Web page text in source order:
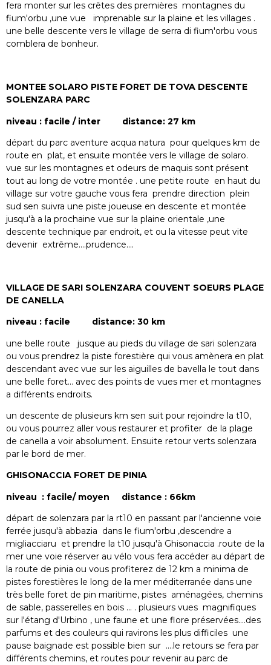
fera monter sur les crêtes des premières montagnes du
fium'orbu ,une vue imprenable sur la plaine et les villages .
une belle descente vers le village de serra di fium'orbu vous
comblera de bonheur.
MONTEE SOLARO PISTE FORET DE TOVA DESCENTE
SOLENZARA PARC
niveau : facile / inter distance: 27 km
départ du parc aventure acqua natura pour quelques km de
route en plat, et ensuite montée vers le village de solaro.
vue sur les montagnes et odeurs de maquis sont présent
tout au long de votre montée . une petite route en haut du
village sur votre gauche vous fera prendre direction plein
sud sen suivra une piste joueuse en descente et montée
jusqu'à a la prochaine vue sur la plaine orientale ,une
descente technique par endroit, et ou la vitesse peut vite
devenir extrême....prudence....
VILLAGE DE SARI SOLENZARA COUVENT SOEURS PLAGE
DE CANELLA
niveau : facile distance: 30 km
une belle route jusque au pieds du village de sari solenzara
ou vous prendrez la piste forestière qui vous amènera en plat
descendant avec vue sur les aiguilles de bavella le tout dans
une belle foret... avec des points de vues mer et montagnes
a différents endroits.
un descente de plusieurs km sen suit pour rejoindre la t10,
ou vous pourrez aller vous restaurer et profiter de la plage
de canella a voir absolument. Ensuite retour verts solenzara
par le bord de mer.
GHISONACCIA FORET DE PINIA
niveau : facile/ moyen distance : 66km
départ de solenzara par la rt10 en passant par l'ancienne voie
ferrée jusqu'à abbazia dans le fium'orbu ,descendre a
migliacciaru et prendre la t10 jusqu'à Ghisonaccia .route de la
mer une voie réserver au vélo vous fera accéder au départ de
la route de pinia ou vous profiterez de 12 km a minima de
pistes forestières le long de la mer méditerranée dans une
très belle foret de pin maritime, pistes aménagées, chemins
de sable, passerelles en bois ... . plusieurs vues magnifiques
sur l'étang d'Urbino , une faune et une flore préservées....des
parfums et des couleurs qui ravirons les plus difficiles une
pause baignade est possible bien sur ....le retours se fera par
différents chemins, et routes pour revenir au parc de